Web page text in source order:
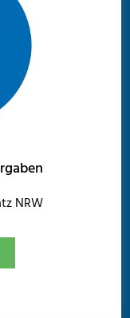
NRW